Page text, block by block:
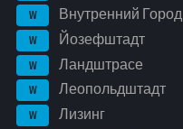
W Внутренний Город
W Йозефштадт
W Ландштрасе
W Леопольдштадт
W Лизинг